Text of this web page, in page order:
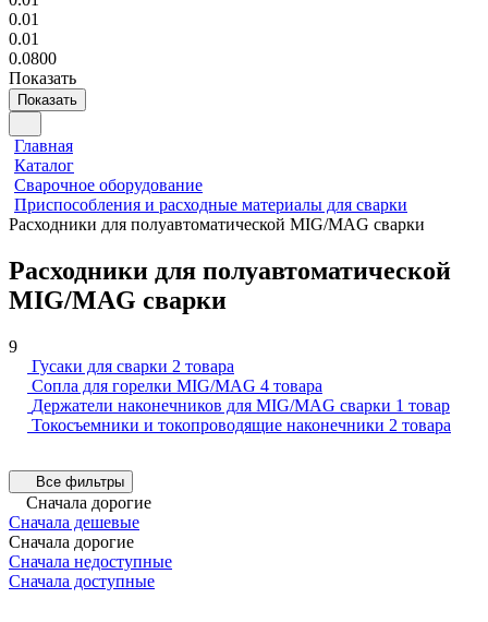
0.01
0.01
0.0800
Показать
Показать
Главная
Каталог
Сварочное оборудование
Приспособления и расходные материалы для сварки
Расходники для полуавтоматической MIG/MAG сварки
Расходники для полуавтоматической
MIG/MAG сварки
9
Гусаки для сварки 2 товара
Сопла для горелки MIG/MAG 4 товара
Держатели наконечников для MIG/MAG сварки 1 товар
Токосъемники и токопроводящие наконечники 2 товара
Все фильтры
Сначала дорогие
Сначала дешевые
Сначала дорогие
Сначала недоступные
Сначала доступные